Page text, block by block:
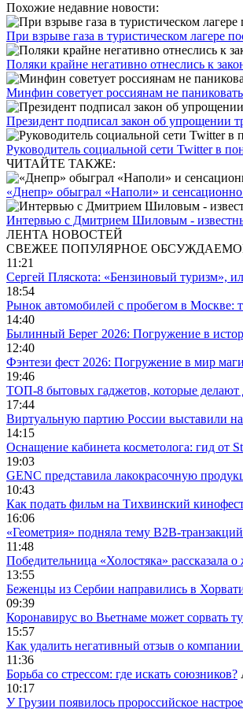
Похожие недавние новости:
При взрыве газа в туристическом лагере
Поляки крайне негативно отнеслись к
Минфин советует россиянам не паниковать
Президент подписал закон об упрощении
Руководитель социальной сети Twitter в
ЧИТАЙТЕ ТАКЖЕ:
«Днепр» обыграл «Наполи» и
Интервью с Дмитрием Шиловым -
ЛЕНТА НОВОСТЕЙ
СВЕЖЕЕ ПОПУЛЯРНОЕ
11:21
Сергей Пляскота: «Бензиновый туризм»,
18:54
Рынок автомобилей с пробегом в Москве:
14:40
Былинный Берег 2026: Погружение в
12:40
Фэнтези фест 2026: Погружение в мир
19:46
ТОП-8 бытовых гаджетов, которые делают
17:44
Виртуальную партию России выставили
14:15
Оснащение кабинета косметолога: гид от
19:03
GENC представила лакокрасочную
10:43
Как подать фильм на Тихвинский
16:06
«Геометрия» подняла тему B2B-
11:48
Победительница «Холостяка» рассказала
13:55
Беженцы из Сербии направились в
09:39
Коронавирус во Вьетнаме может сорвать
15:57
Как удалить негативный отзыв о компании
11:36
Борьба со стрессом: где искать союзников?
10:17
У Грузии появилось пророссийское